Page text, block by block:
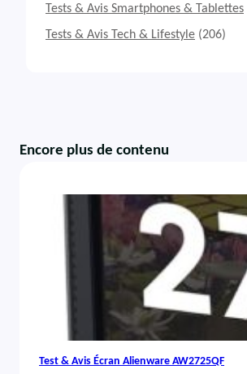
Tests & Avis Smartphones & Tablettes
Tests & Avis Tech & Lifestyle (206)
Encore plus de contenu
Test & Avis Écran Alienware AW2725QF